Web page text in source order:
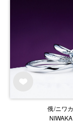
俄/ニワカ
NIWAKA